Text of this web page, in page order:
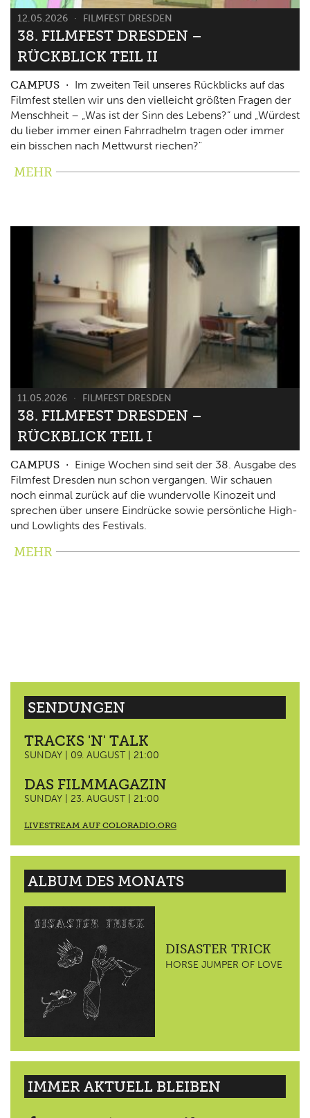
12.05.2026 FILMFEST DRESDEN
38. FILMFEST DRESDEN –
RÜCKBLICK TEIL II
CAMPUS
Im zweiten Teil unseres Rückblicks auf das
Filmfest stellen wir uns den vielleicht größten Fragen der
Menschheit – „Was ist der Sinn des Lebens?“ und „Würdest
du lieber immer einen Fahrradhelm tragen oder immer
ein bisschen nach Mettwurst riechen?"
MEHR
11.05.2026 FILMFEST DRESDEN
38. FILMFEST DRESDEN –
RÜCKBLICK TEIL I
CAMPUS
Einige Wochen sind seit der 38. Ausgabe des
Filmfest Dresden nun schon vergangen. Wir schauen
noch einmal zurück auf die wundervolle Kinozeit und
sprechen über unsere Eindrücke sowie persönliche High-
und Lowlights des Festivals.
MEHR
SENDUNGEN
TRACKS 'N' TALK
SUNDAY | 09. AUGUST | 21:00
DAS FILMMAGAZIN
SUNDAY | 23. AUGUST | 21:00
LIVESTREAM AUF COLORADIO.ORG
ALBUM DES MONATS
DISASTER TRICK
HORSE JUMPER OF LOVE
IMMER AKTUELL BLEIBEN